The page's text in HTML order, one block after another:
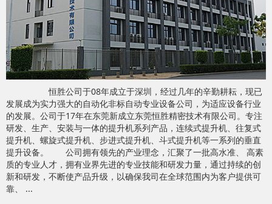
恒胜公司于08年成立于深圳，经过几年的辛勤耕耘，现已
发展成为实力强大的自动化非标自动专业设备公司，为适应设备行业
的发展。公司于17年在东莞新成立东莞恒胜精密技术有限公司。专注
研发、生产、安装与一体的提升机系列产品，连续式提升机、往复式
提升机、螺旋式提升机、步进式提升机、斗式提升机等一系列的垂直
提升设备。 公司拥有领先的产业理念，汇聚了一批高水准、 高素
质的专业人才，拥有业界先进的专业技能和研发力量，通过持续的创
新和研发，不断使产品升级，以确保我司在全球范围内为客户提供可
靠、 ...